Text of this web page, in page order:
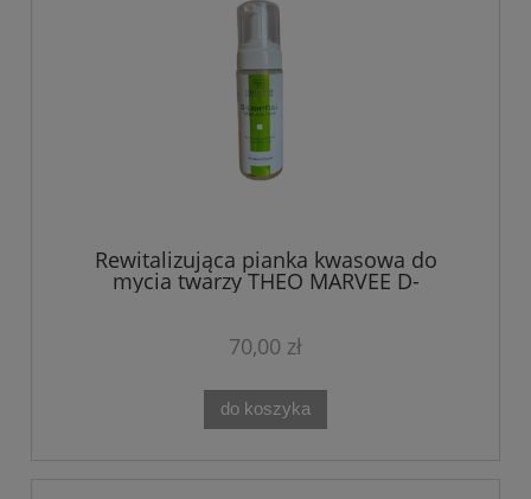
Rewitalizująca pianka kwasowa do
mycia twarzy THEO MARVEE D-
LIGHTFULL GABA ACID FOAM 150 ml
70,00 zł
do koszyka